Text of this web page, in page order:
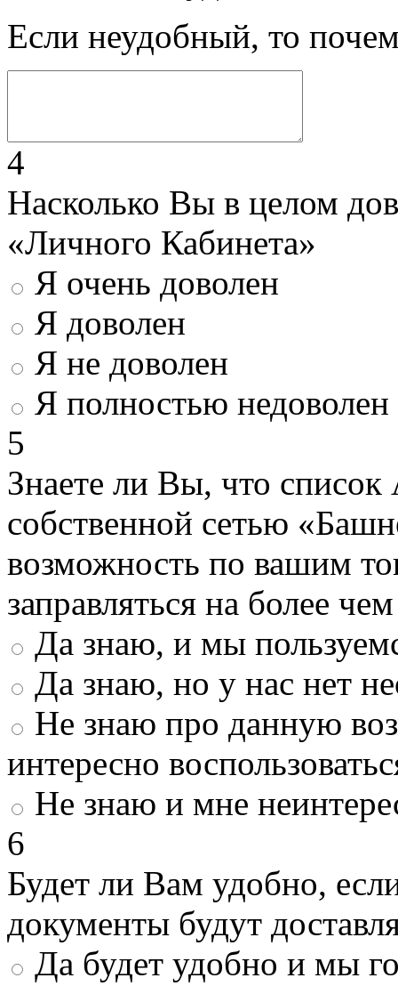
Если неудобный, то
4
Насколько Вы в целом
«Личного Кабинета»
Я очень доволен
Я доволен
Я не доволен
Я полностью недоволен
5
Знаете ли Вы, что
собственной сетью
возможность по вашим
заправляться на более
Да знаю, и мы
Да знаю, но у нас нет
Не знаю про данную
интересно
Не знаю и мне
6
Будет ли Вам удобно,
документы будут
Да будет удобно и мы